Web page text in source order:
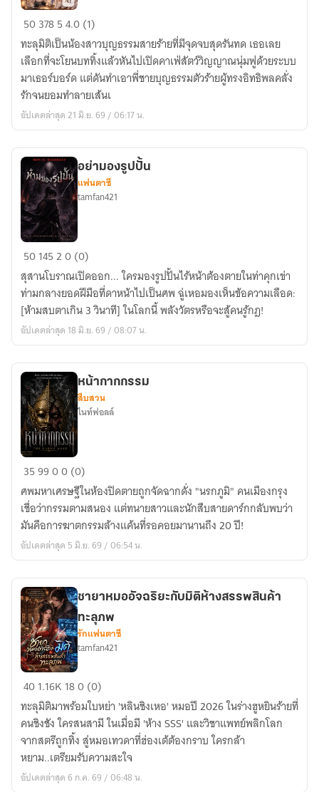
น้อง
สาว
บุญธรรม
ตัว
ร้าย
กับ
ระบบ
สัตว์
วิญญาณ
นุ่ม
ฟู
5037854.0 (1)
ทะลุมิติเป็นน้องสาวบุญธรรมสายร้ายที่มีจุดจบสุดรันทด เธอเลย
เลือกที่จะโยนบททิ้งแล้วหันไปเปิดคาเฟ่สัตว์วิญญาณนุ่มฟูด้วยระบบ
มาเธอร์บอร์ด แต่ดันทำเอาพี่ชายบุญธรรมตัวร้ายผู้ทรงอิทธิพลคลั่ง
รักจนยอมทำลายเส้นเ
อัปเดตล่าสุด 21 มิ.ย. 69 / 06:17 น.
อย่า
รูป
ปั้น
อย่ามองรูปปั้น
แฟนตาซี
tamfan421
5014520 (0)
สุสานโบราณเปิดออก... ใครมองรูปปั้นไร้หน้าต้องตายในท่าคุกเข่า
ท่ามกลางยอดฝีมือที่ดาหน้าไปเป็นศพ ฉู่เหอมองเห็นข้อความเลือด:
[ห้ามสบตาเกิน 3 วินาที] ในโลกนี้ พลังวัตรหรือจะสู้คนรู้กฎ!
อัปเดตล่าสุด 18 มิ.ย. 69 / 08:07 น.
หน้ากาก
หน้ากากกรรม
สืบสวน
ไนท์ฟอลล์
359900 (0)
ศพมหาเศรษฐีในห้องปิดตายถูกจัดฉากดั่ง "นรกภูมิ" คนเมืองกรุง
เชื่อว่ากรรมตามสนอง แต่ทนายสาวและนักสืบสายดาร์กกลับพบว่า
มันคือการฆาตกรรมล้างแค้นที่รอคอยมานานถึง 20 ปี!
อัปเดตล่าสุด 5 มิ.ย. 69 / 06:54 น.
ชายา
หมอ
อัจฉริยะ
กับ
มิติ
ห้าง
สรรพ
ชายาหมออัจฉริยะกับมิติห้างสรรพสินค้า
ทะลุภพ
รักแฟนตาซี
tamfan421
401.16K 180 (0)
ทะลุมิติมาพร้อมใบหย่า 'หลินชิงเหอ' หมอปี 2026 ในร่างฮูหยินร้ายที่
คนชิงชัง ใครสนสามี ในเมื่อมี 'ห้าง SSS' และวิชาแพทย์พลิกโลก
จากสตรีถูกทิ้ง สู่หมอเทวดาที่ฮ่องเต้ต้องกราบ ใครกล้า
หยาม..เตรียมรับความสะใจ
อัปเดตล่าสุด 6 ก.ค. 69 / 06:48 น.